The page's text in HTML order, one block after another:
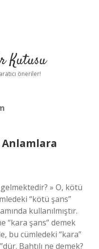
Kutusu
öneriler!
» O, kötü
“kötü şans”
kullanılmıştır.
“kara şans” demek
bu cümledeki “kara”
Bahtılı ne demek?